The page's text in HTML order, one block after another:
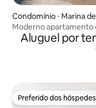
Condomínio ⋅ Marina
Moderno apartamento
Marina/Venice
Aluguel por
Preferido dos hóspedes
Preferido dos hóspedes